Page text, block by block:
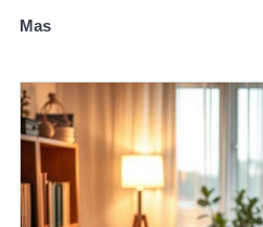
Mas